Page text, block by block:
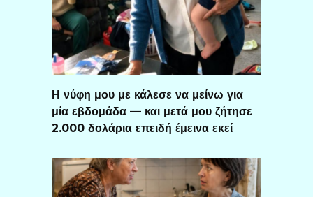
Η νύφη μου με κάλεσε να μείνω για
μία εβδομάδα — και μετά μου ζήτησε
2.000 δολάρια επειδή έμεινα εκεί